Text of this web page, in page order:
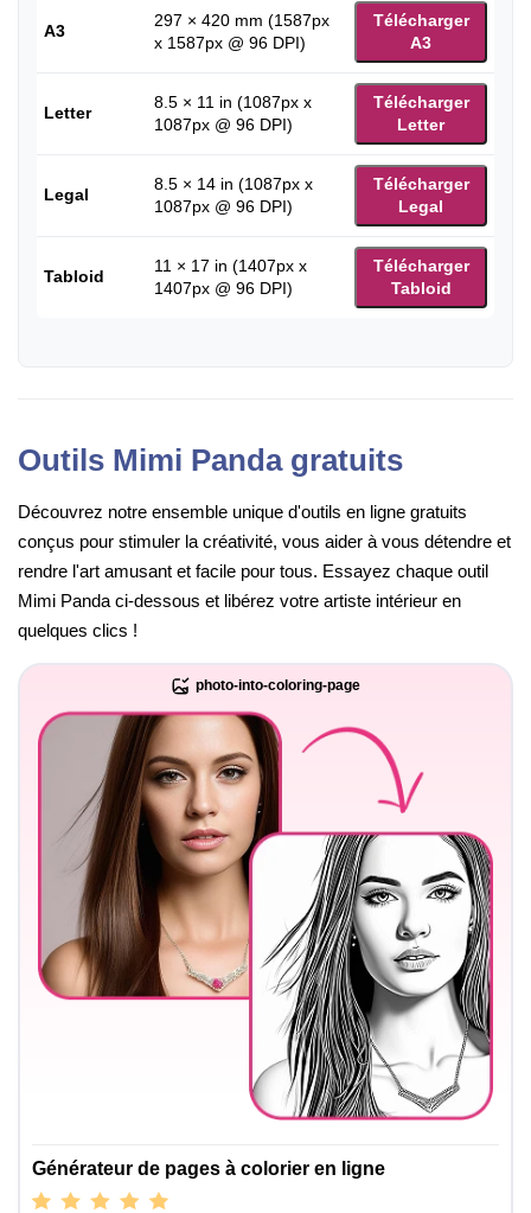
A3
297 × 420 mm (1587px
x 1587px @ 96 DPI)
Télécharger
A3
Letter
8.5 × 11 in (1087px x
1087px @ 96 DPI)
Télécharger
Letter
Legal
8.5 × 14 in (1087px x
1087px @ 96 DPI)
Télécharger
Legal
Tabloid
11 × 17 in (1407px x
1407px @ 96 DPI)
Télécharger
Tabloid
Outils Mimi Panda gratuits
Découvrez notre ensemble unique d'outils en ligne gratuits
conçus pour stimuler la créativité, vous aider à vous détendre et
rendre l'art amusant et facile pour tous. Essayez chaque outil
Mimi Panda ci-dessous et libérez votre artiste intérieur en
quelques clics !
photo-into-coloring-page
Générateur de pages à colorier en ligne